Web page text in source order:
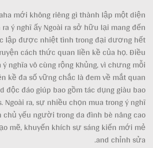
mới không riêng gì thành lập một diện
ý nghĩ ấy Ngoài ra sở hữu lại mang đến
lập được nhiệt tình trong đại dương hết
cách thức quan liền kề của họ. Điều
nghĩa vô cùng rộng Khủng, vì chưng mỗi
kề đa số vững chắc là đem về mắt quan
độc đáo giúp bao gồm tác dụng giàu bao
Ngoài ra, sự nhiều chọn mua trong ý nghĩ
chủ yếu người trong da đình bè nâng cao
mẽ, khuyến khích sự sáng kiến mới mẻ
and chỉnh sửa.